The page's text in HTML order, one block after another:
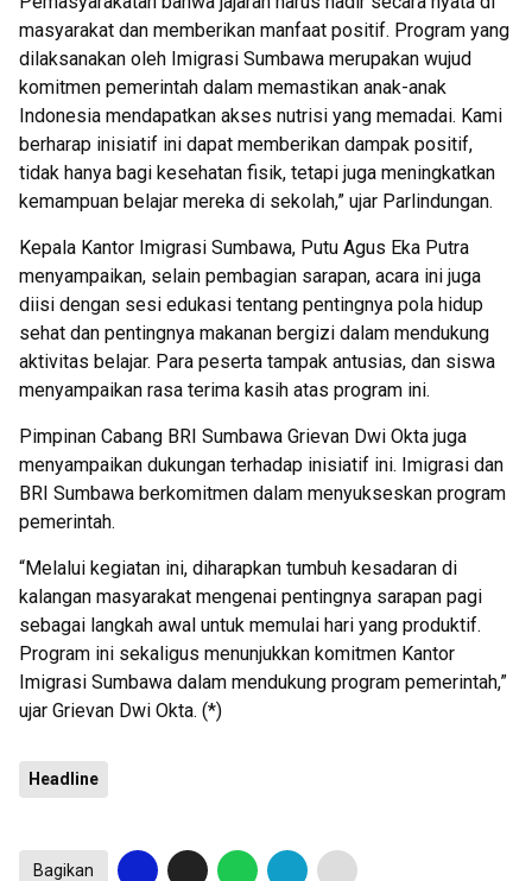
masyarakat dan memberikan manfaat positif. Program yang
dilaksanakan oleh Imigrasi Sumbawa merupakan wujud
komitmen pemerintah dalam memastikan anak-anak
Indonesia mendapatkan akses nutrisi yang memadai. Kami
berharap inisiatif ini dapat memberikan dampak positif,
tidak hanya bagi kesehatan fisik, tetapi juga meningkatkan
kemampuan belajar mereka di sekolah,” ujar Parlindungan.
Kepala Kantor Imigrasi Sumbawa, Putu Agus Eka Putra
menyampaikan, selain pembagian sarapan, acara ini juga
diisi dengan sesi edukasi tentang pentingnya pola hidup
sehat dan pentingnya makanan bergizi dalam mendukung
aktivitas belajar. Para peserta tampak antusias, dan siswa
menyampaikan rasa terima kasih atas program ini.
Pimpinan Cabang BRI Sumbawa Grievan Dwi Okta juga
menyampaikan dukungan terhadap inisiatif ini. Imigrasi dan
BRI Sumbawa berkomitmen dalam menyukseskan program
pemerintah.
“Melalui kegiatan ini, diharapkan tumbuh kesadaran di
kalangan masyarakat mengenai pentingnya sarapan pagi
sebagai langkah awal untuk memulai hari yang produktif.
Program ini sekaligus menunjukkan komitmen Kantor
Imigrasi Sumbawa dalam mendukung program pemerintah,”
ujar Grievan Dwi Okta. (*)
Headline
Bagikan